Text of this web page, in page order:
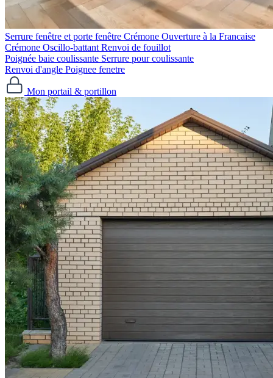
Serrure fenêtre et porte fenêtre Crémone Ouverture à la Francaise
Crémone Oscillo-battant Renvoi de fouillot
Poignée baie coulissante Serrure pour coulissante
Renvoi d'angle Poignee fenetre
Mon portail & portillon